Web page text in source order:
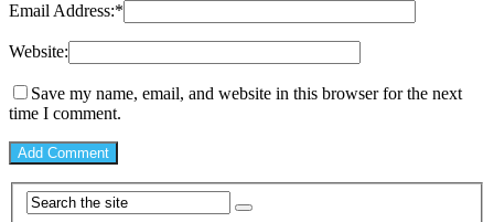
Email Address:*
Website:
Save my name, email, and website in this browser for the next
time I comment.